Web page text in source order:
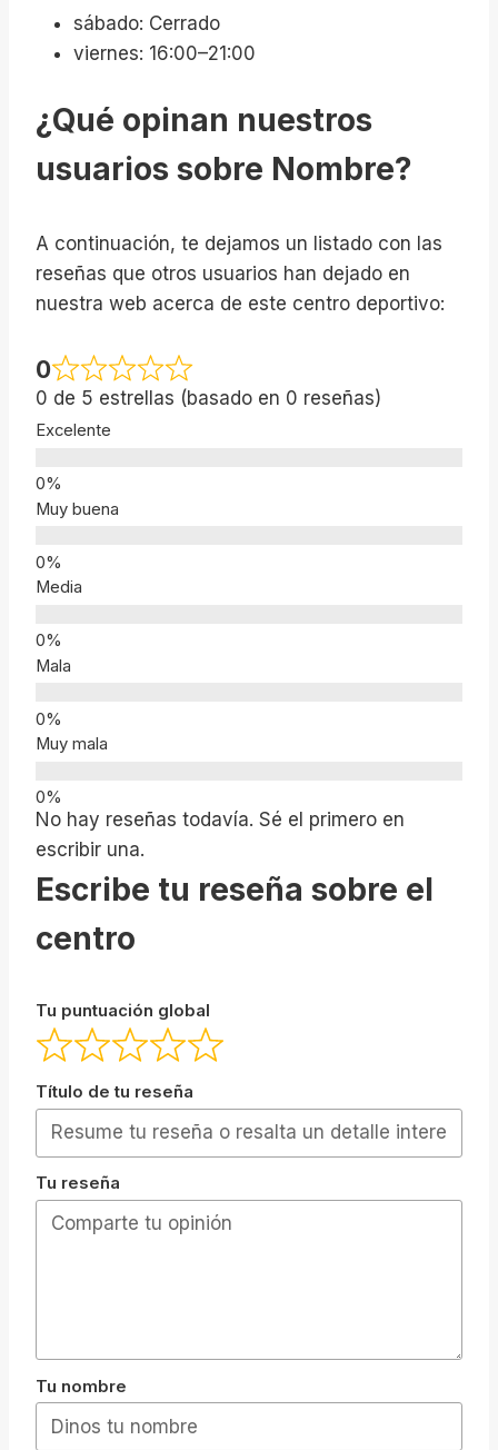
sábado: Cerrado
viernes: 16:00–21:00
¿Qué opinan nuestros
usuarios sobre Nombre?
A continuación, te dejamos un listado con las
reseñas que otros usuarios han dejado en
nuestra web acerca de este centro deportivo:
0
0 de 5 estrellas (basado en 0 reseñas)
Excelente
Muy buena
Media
Mala
Muy mala
No hay reseñas todavía. Sé el primero en
escribir una.
Escribe tu reseña sobre el
centro
Tu puntuación global
Título de tu reseña
Tu reseña
Tu nombre